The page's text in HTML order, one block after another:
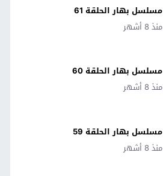
مسلسل بهار الحلقة 61
منذ 8 أشهر
مسلسل بهار الحلقة 60
منذ 8 أشهر
مسلسل بهار الحلقة 59
منذ 8 أشهر